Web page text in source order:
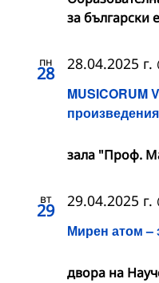
за български
пн
28
MUSICORUM
28.04.2025 г.
зала "Проф.
вт
29
Мирен атом –
29.04.2025 г.
двора на